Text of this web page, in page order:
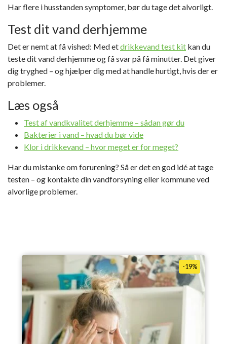
Har flere i husstanden symptomer, bør du tage det alvorligt.
Test dit vand derhjemme
Det er nemt at få vished: Med etdrikkevand test kit kan du
teste dit vand derhjemme og få svar på få minutter. Det giver
dig tryghed – og hjælper dig med at handle hurtigt, hvis der er
problemer.
Læs også
Test af vandkvalitet derhjemme – sådan gør du
Bakterier i vand – hvad du bør vide
Klor i drikkevand – hvor meget er for meget?
Har du mistanke om forurening? Så er det en god idé at tage
testen – og kontakte din vandforsyning eller kommune ved
alvorlige problemer.
-19%